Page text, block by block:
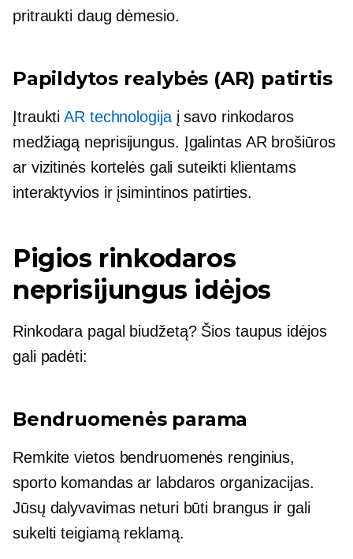
pritraukti daug dėmesio.
Papildytos realybės (AR) patirtis
ĮtrauktiAR technologijaį savo rinkodaros
medžiagą neprisijungus. Įgalintas AR brošiūros
ar vizitinės kortelės gali suteikti klientams
interaktyvios ir įsimintinos patirties.
Pigios rinkodaros
neprisijungus idėjos
Rinkodara pagal biudžetą? Šios taupus idėjos
gali padėti:
Bendruomenės parama
Remkite vietos bendruomenės renginius,
sporto komandas ar labdaros organizacijas.
Jūsų dalyvavimas neturi būti brangus ir gali
sukelti teigiamą reklamą.